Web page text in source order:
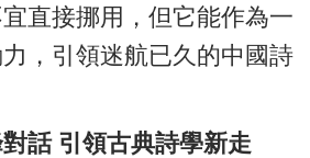
直接挪用，但它能作為一
，引領迷航已久的中國詩
話 引領古典詩學新走